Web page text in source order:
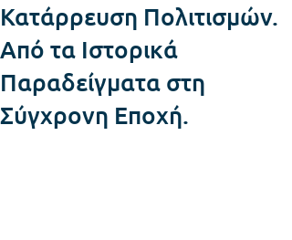
Κατάρρευση Πολιτισμών.
Από τα Ιστορικά
Παραδείγματα στη
Σύγχρονη Εποχή.